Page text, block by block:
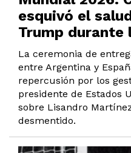
esquivó el
Trump durante
La ceremonia de
entre Argentina y
repercusión por los
presidente de Estados
sobre Lisandro
desmentido.